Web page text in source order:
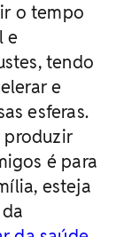
o tempo
e
tendo
e
esferas.
produzir
é para
esteja